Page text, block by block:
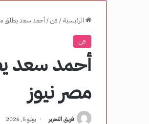
الرئيسية/ فن/أحمد سعد يطلق
فن
أحمد سعد
مصر نيوز
فريق التحرير يونيو 5, 2026